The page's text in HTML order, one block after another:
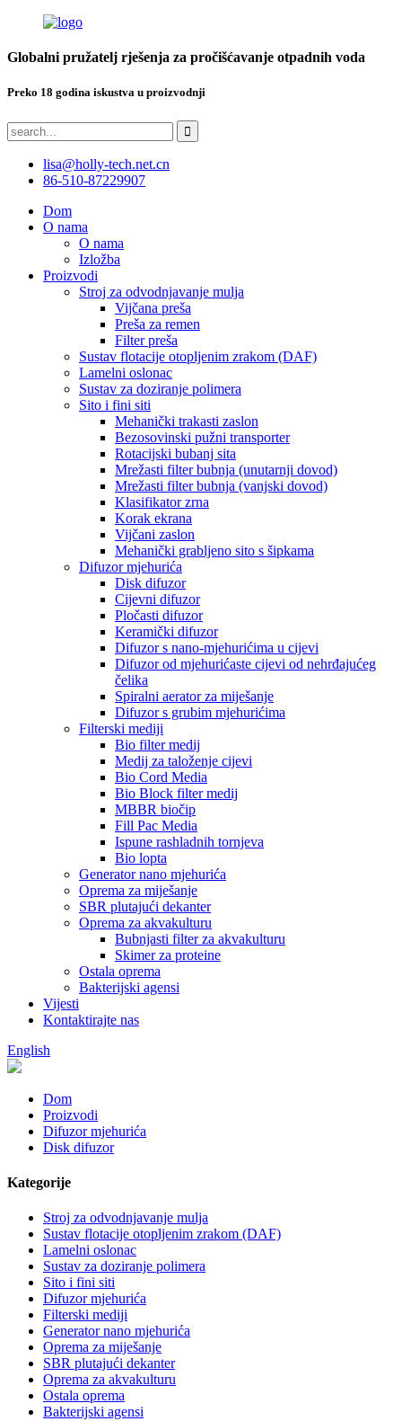
Globalni pružatelj rješenja za pročišćavanje otpadnih voda
Preko 18 godina iskustva u proizvodnji
lisa@holly-tech.net.cn
86-510-87229907
Dom
O nama
O nama
Izložba
Proizvodi
Stroj za odvodnjavanje mulja
Vijčana preša
Preša za remen
Filter preša
Sustav flotacije otopljenim zrakom (DAF)
Lamelni oslonac
Sustav za doziranje polimera
Sito i fini siti
Mehanički trakasti zaslon
Bezosovinski pužni transporter
Rotacijski bubanj sita
Mrežasti filter bubnja (unutarnji dovod)
Mrežasti filter bubnja (vanjski dovod)
Klasifikator zrna
Korak ekrana
Vijčani zaslon
Mehanički grabljeno sito s šipkama
Difuzor mjehurića
Disk difuzor
Cijevni difuzor
Pločasti difuzor
Keramički difuzor
Difuzor s nano-mjehurićima u cijevi
Difuzor od mjehurićaste cijevi od nehrđajućeg
čelika
Spiralni aerator za miješanje
Difuzor s grubim mjehurićima
Filterski mediji
Bio filter medij
Medij za taloženje cijevi
Bio Cord Media
Bio Block filter medij
MBBR biočip
Fill Pac Media
Ispune rashladnih tornjeva
Bio lopta
Generator nano mjehurića
Oprema za miješanje
SBR plutajući dekanter
Oprema za akvakulturu
Bubnjasti filter za akvakulturu
Skimer za proteine
Ostala oprema
Bakterijski agensi
Vijesti
Kontaktirajte nas
English
Dom
Proizvodi
Difuzor mjehurića
Disk difuzor
Kategorije
Stroj za odvodnjavanje mulja
Sustav flotacije otopljenim zrakom (DAF)
Lamelni oslonac
Sustav za doziranje polimera
Sito i fini siti
Difuzor mjehurića
Filterski mediji
Generator nano mjehurića
Oprema za miješanje
SBR plutajući dekanter
Oprema za akvakulturu
Ostala oprema
Bakterijski agensi